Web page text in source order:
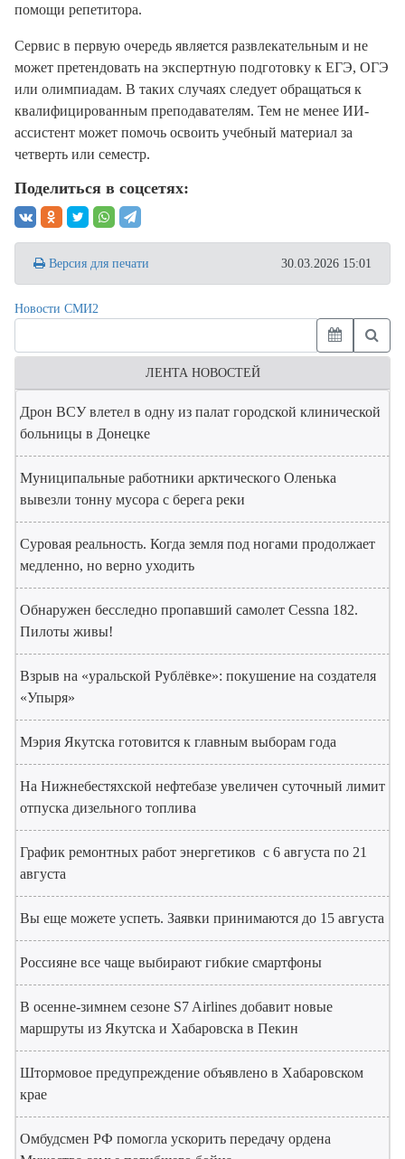
помощи репетитора.
Сервис в первую очередь является развлекательным и не
может претендовать на экспертную подготовку к ЕГЭ, ОГЭ
или олимпиадам. В таких случаях следует обращаться к
квалифицированным преподавателям. Тем не менее ИИ-
ассистент может помочь освоить учебный материал за
четверть или семестр.
Поделиться в соцсетях:
Версия для печати 30.03.2026 15:01
Новости СМИ2
ЛЕНТА НОВОСТЕЙ
Дрон ВСУ влетел в одну из палат городской клинической
больницы в Донецке
Муниципальные работники арктического Оленька
вывезли тонну мусора с берега реки
Суровая реальность. Когда земля под ногами продолжает
медленно, но верно уходить
Обнаружен бесследно пропавший самолет Cessna 182.
Пилоты живы!
Взрыв на «уральской Рублёвке»: покушение на создателя
«Упыря»
Мэрия Якутска готовится к главным выборам года
На Нижнебестяхской нефтебазе увеличен суточный лимит
отпуска дизельного топлива
График ремонтных работ энергетиков с 6 августа по 21
августа
Вы еще можете успеть. Заявки принимаются до 15 августа
Россияне все чаще выбирают гибкие смартфоны
В осенне-зимнем сезоне S7 Airlines добавит новые
маршруты из Якутска и Хабаровска в Пекин
Штормовое предупреждение объявлено в Хабаровском
крае
Омбудсмен РФ помогла ускорить передачу ордена